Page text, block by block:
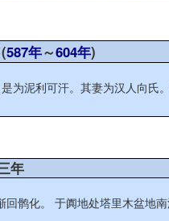
587年～604年)
泥利可汗。其妻为汉人向
年
地包括今和田、皮